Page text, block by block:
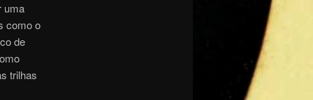
uma
como o
de
trilhas